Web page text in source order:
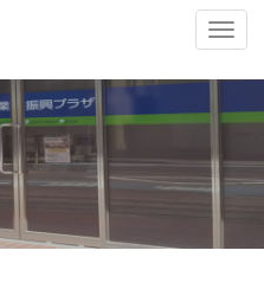
ナ
ビ
ゲ
シ
ン
切
替